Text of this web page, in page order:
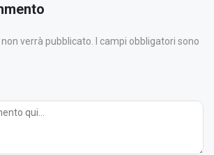
non verrà pubblicato. I campi obbligatori sono